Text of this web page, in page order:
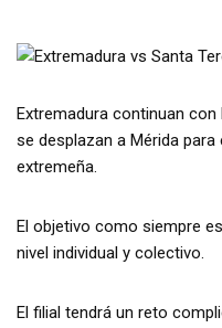
Extremadura continuan
se desplazan a Mérida
extremeña.
El objetivo como siempre
nivel individual y colectivo.
El filial tendrá un reto